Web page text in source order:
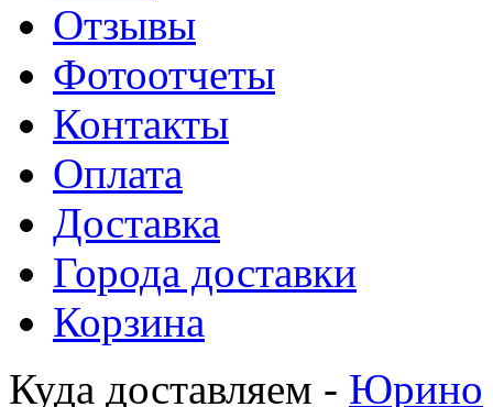
Отзывы
Фотоотчеты
Контакты
Оплата
Доставка
Города доставки
Корзина
Куда доставляем - Юрино